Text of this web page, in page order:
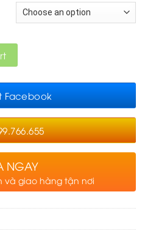
Facebook
NGAY
và giao hàng tận nơi